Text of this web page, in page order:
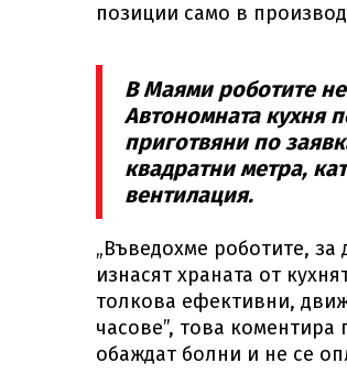
позиции само в
В Маями роботите
Автономната кухня
приготвяни по
квадратни метра,
вентилация.
„Въведохме роботите,
изнасят храната от
толкова ефективни,
часове”, това
обаждат болни и не се